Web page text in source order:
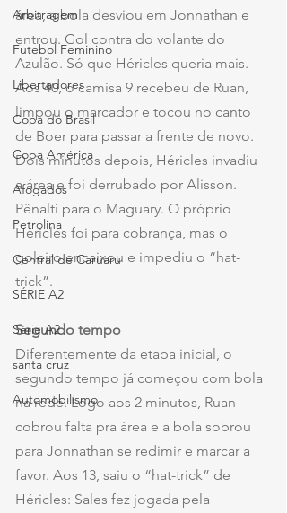
Arbitragem
Futebol Feminino
Libertadores
Copa do Brasil
Copa América
Afogados
Petrolina
Central de Caruaru
SÉRIE A2
Série A2
santa cruz
Automobilismo
área, a bola desviou em Jonnathan e
entrou. Gol contra do volante do
Azulão. Só que Héricles queria mais.
Aos 40, o camisa 9 recebeu de Ruan,
limpou o marcador e tocou no canto
de Boer para passar a frente de novo.
Dois minutos depois, Héricles invadiu
a área e foi derrubado por Alisson.
Pênalti para o Maguary. O próprio
Héricles foi para cobrança, mas o
goleiro encaixou e impediu o “hat-
trick”.
Segundo tempo
Diferentemente da etapa inicial, o
segundo tempo já começou com bola
na rede. Logo aos 2 minutos, Ruan
cobrou falta pra área e a bola sobrou
para Jonnathan se redimir e marcar a
favor. Aos 13, saiu o “hat-trick” de
Héricles: Sales fez jogada pela